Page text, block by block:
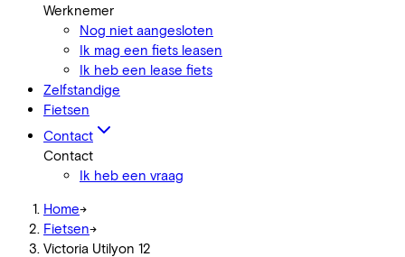
Werknemer
Nog niet aangesloten
Ik mag een fiets leasen
Ik heb een lease fiets
Zelfstandige
Fietsen
Contact
Contact
Ik heb een vraag
Home->
Fietsen->
Victoria Utilyon 12